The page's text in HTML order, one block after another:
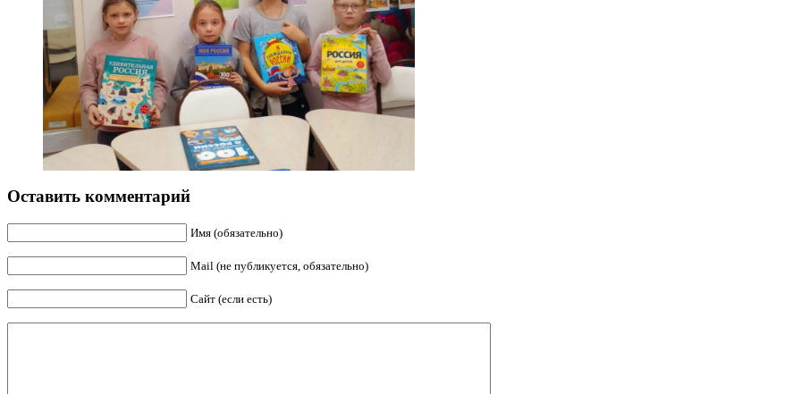
Оставить комментарий
Имя (обязательно)
Mail (не публикуется, обязательно)
Сайт (если есть)